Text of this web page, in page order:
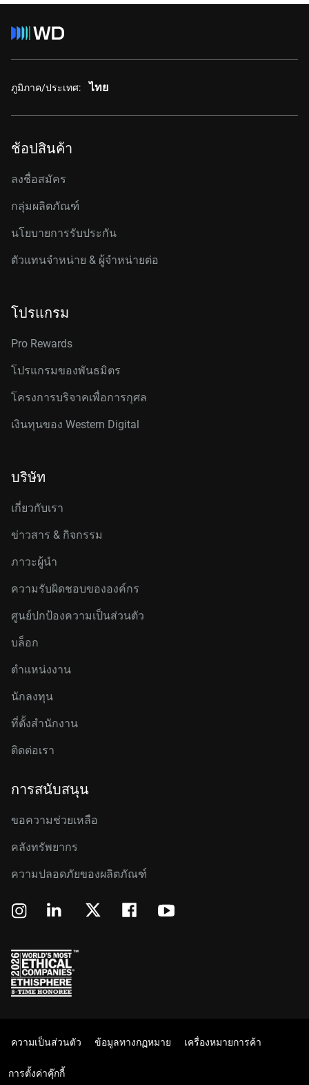
ภูมิภาค/ประเทศ: ไทย
ช้อปสินค้า
ลงชื่อสมัคร
กลุ่มผลิตภัณฑ์
นโยบายการรับประกัน
ตัวแทนจำหน่าย & ผู้จำหน่ายต่อ
โปรแกรม
Pro Rewards
โปรแกรมของพันธมิตร
โครงการบริจาคเพื่อการกุศล
เงินทุนของ Western Digital
บริษัท
เกี่ยวกับเรา
ข่าวสาร & กิจกรรม
ภาวะผู้นำ
ความรับผิดชอบขององค์กร
ศูนย์ปกป้องความเป็นส่วนตัว
บล็อก
ตำแหน่งงาน
นักลงทุน
ที่ตั้งสำนักงาน
ติดต่อเรา
การสนับสนุน
ขอความช่วยเหลือ
คลังทรัพยากร
ความปลอดภัยของผลิตภัณฑ์
ความเป็นส่วนตัว ข้อมูลทางกฏหมาย เครื่องหมายการค้า
การตั้งค่าคุ๊กกี้